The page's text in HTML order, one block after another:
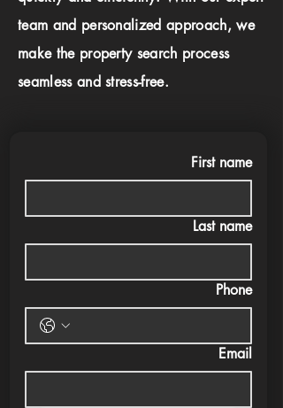
team and personalized approach, we
make the property search process
seamless and stress-free.
First name
Last name
Phone
Email